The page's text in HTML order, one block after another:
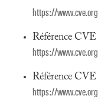
https://
Référence
https://
Référence
https://